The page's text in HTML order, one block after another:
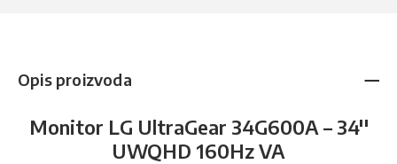
Opis proizvoda
Monitor LG UltraGear 34G600A – 34''
UWQHD 160Hz VA